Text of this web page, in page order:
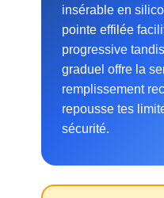
insérable en
pointe effilée
progressive
graduel offre la
remplissement
repousse tes
sécurité.